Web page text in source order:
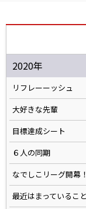
2020年
リフレーーッシュ
大好きな先輩
目標達成シート
６人の同期
なでしこリーグ開幕！
最近はまっていること